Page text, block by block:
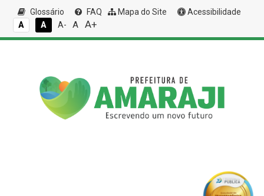
Glossário FAQ Mapa do Site
Acessibilidade
A
A A- A A+